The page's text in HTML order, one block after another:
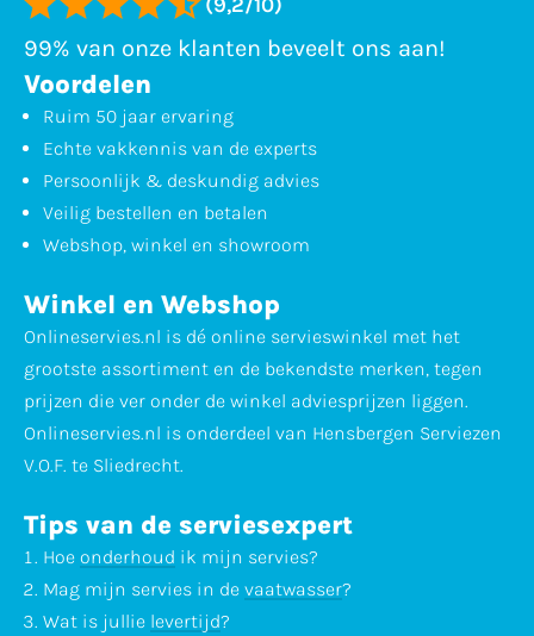
99% van onze klanten beveelt ons aan!
Voordelen
Ruim 50 jaar ervaring
Echte vakkennis van de experts
Persoonlijk & deskundig advies
Veilig bestellen en betalen
Webshop, winkel en showroom
Winkel en Webshop
Onlineservies.nl is dé online servieswinkel met het
grootste assortiment en de bekendste merken, tegen
prijzen die ver onder de winkel adviesprijzen liggen.
Onlineservies.nl is onderdeel van Hensbergen Serviezen
V.O.F. te Sliedrecht.
Tips van de serviesexpert
Hoe onderhoud ik mijn servies?
Mag mijn servies in de vaatwasser?
Wat is jullie levertijd?